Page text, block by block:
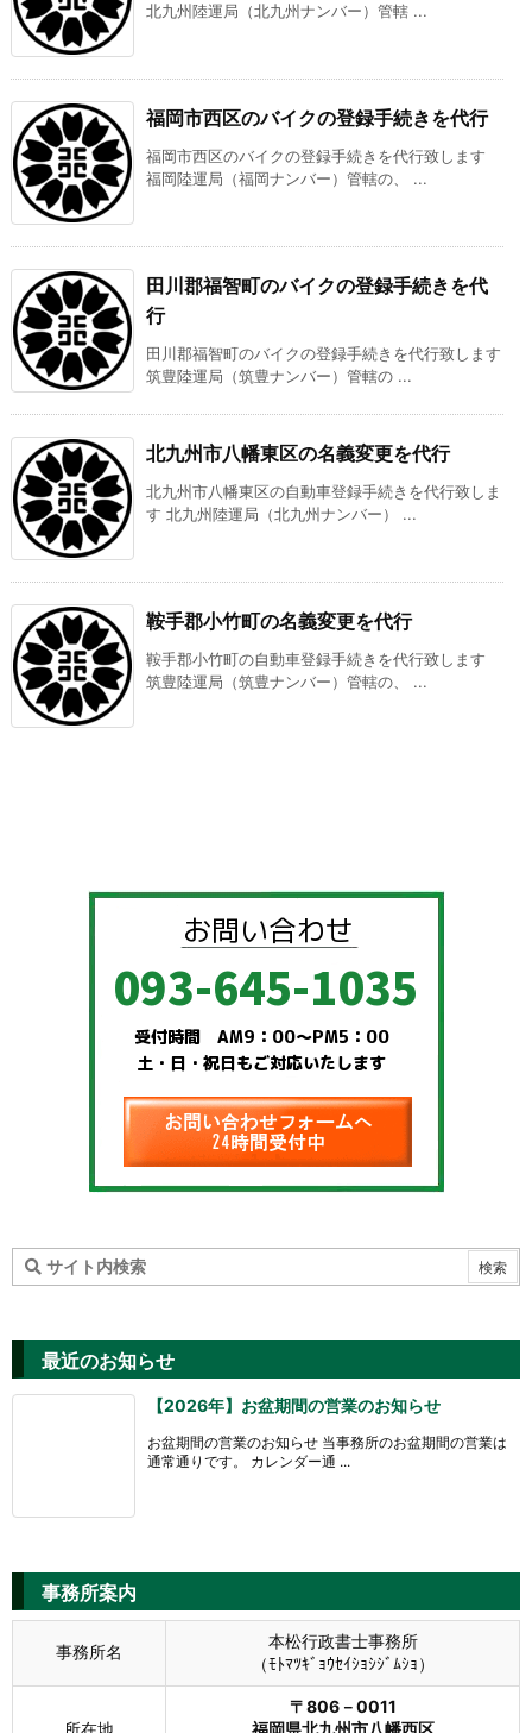
北九州陸運局（北九州ナンバー）管轄 ...
福岡市西区のバイクの登録手続きを代行
福岡市西区のバイクの登録手続きを代行致します
福岡陸運局（福岡ナンバー）管轄の、 ...
田川郡福智町のバイクの登録手続きを代
行
田川郡福智町のバイクの登録手続きを代行致します
筑豊陸運局（筑豊ナンバー）管轄の ...
北九州市八幡東区の名義変更を代行
北九州市八幡東区の自動車登録手続きを代行致しま
す 北九州陸運局（北九州ナンバー） ...
鞍手郡小竹町の名義変更を代行
鞍手郡小竹町の自動車登録手続きを代行致します
筑豊陸運局（筑豊ナンバー）管轄の、 ...
最近のお知らせ
【2026年】お盆期間の営業のお知らせ
お盆期間の営業のお知らせ 当事務所のお盆期間の営業は
通常通りです。 カレンダー通 ...
事務所案内
事務所名
本松行政書士事務所
（ﾓﾄﾏﾂｷﾞｮｳｾｲｼｮｼｼﾞﾑｼｮ）
〒806－0011